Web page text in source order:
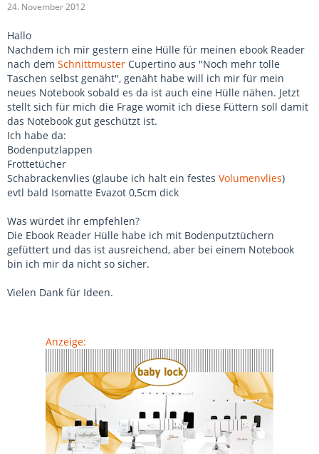
24. November 2012
Hallo
Nachdem ich mir gestern eine Hülle für meinen ebook Reader
nach dem Schnittmuster Cupertino aus "Noch mehr tolle
Taschen selbst genäht", genäht habe will ich mir für mein
neues Notebook sobald es da ist auch eine Hülle nähen. Jetzt
stellt sich für mich die Frage womit ich diese Füttern soll damit
das Notebook gut geschützt ist.
Ich habe da:
Bodenputzlappen
Frottetücher
Schabrackenvlies (glaube ich halt ein festes Volumenvlies)
evtl bald Isomatte Evazot 0,5cm dick
Was würdet ihr empfehlen?
Die Ebook Reader Hülle habe ich mit Bodenputztüchern
gefüttert und das ist ausreichend, aber bei einem Notebook
bin ich mir da nicht so sicher.
Vielen Dank für Ideen.
Anzeige: